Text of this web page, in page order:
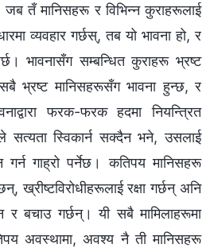
जब तँ मानिसहरू र विभिन्‍न कुराहरूलाई
व्यवहार गर्छस्, तब यो भावना हो, र
भावनासँग सम्बन्धित कुराहरू भ्रष्ट
भ्रष्ट मानिसहरूसँग भावना हुन्छ, र
फरक-फरक हदमा नियन्त्रित
सत्यता स्विकार्न सक्दैन भने, उसलाई
गर्न गाह्रो पर्नेछ। कतिपय मानिसहरू
ख्रीष्टविरोधीहरूलाई रक्षा गर्छन् अनि
र बचाउ गर्छन्। यी सबै मामिलाहरूमा
अवस्थामा, अवश्य नै ती मानिसहरू